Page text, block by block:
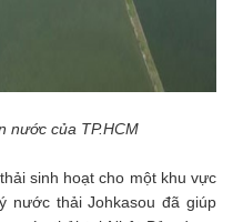
nước của TP.HCM
sinh hoạt cho một khu vực
nước thải Johkasou đã giúp